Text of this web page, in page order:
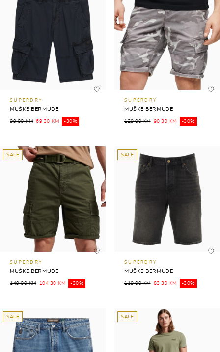
SUPERDRY
MUŠKE BERMUDE
99,00 KM 69,30 KM -30%
SUPERDRY
MUŠKE BERMUDE
129,00 KM 90,30 KM -30%
SALE
SUPERDRY
MUŠKE BERMUDE
149,00 KM 104,30 KM -30%
SALE
SUPERDRY
MUŠKE BERMUDE
119,00 KM 83,30 KM -30%
SALE SALE